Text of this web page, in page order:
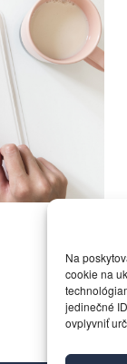
Na
cookie na
jedinečné
ovplyvniť